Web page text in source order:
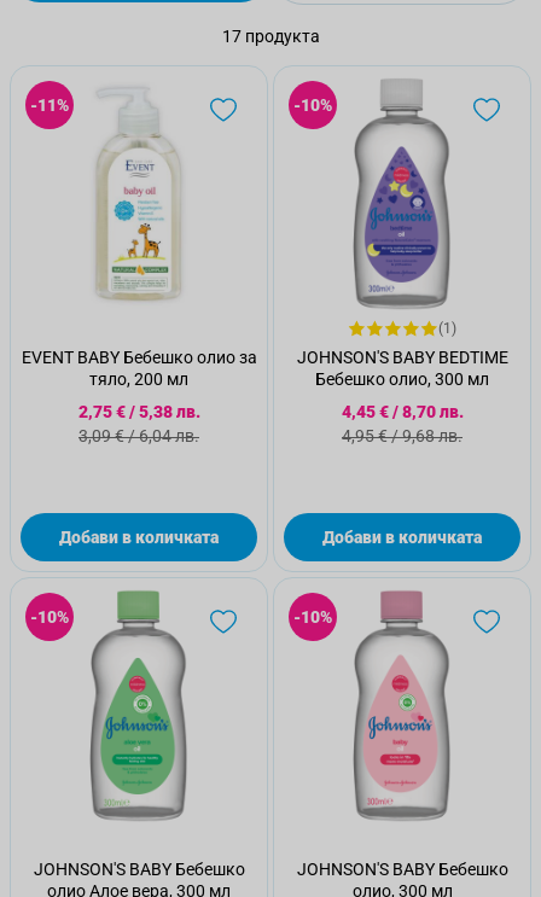
17продукта
-11%
EVENT BABY Бебешко олио за
тяло, 200 мл
Специална цена
2,75 €/5,38 лв.
Стандартна цена
3,09 €/6,04 лв.
Добави в количката
-10%
(1)
JOHNSON'S BABY BEDTIME
Бебешко олио, 300 мл
Специална цена
4,45 €/8,70 лв.
Стандартна цена
4,95 €/9,68 лв.
Добави в количката
-10%
JOHNSON'S BABY Бебешко
олио Алое вера, 300 мл
-10%
JOHNSON'S BABY Бебешко
олио, 300 мл